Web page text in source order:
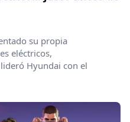
su propia
eléctricos,
Hyundai con el